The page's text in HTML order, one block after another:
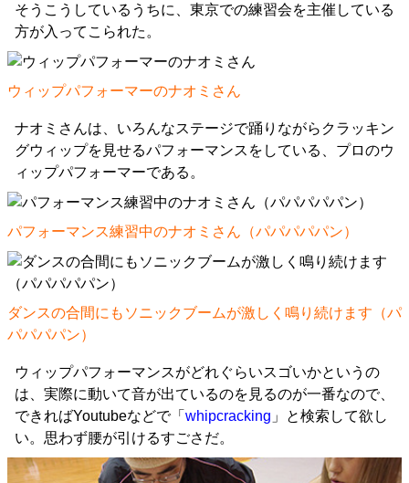
そうこうしているうちに、東京での練習会を主催している
方が入ってこられた。
ウィップパフォーマーのナオミさん
ナオミさんは、いろんなステージで踊りながらクラッキン
グウィップを見せるパフォーマンスをしている、プロのウ
ィップパフォーマーである。
パフォーマンス練習中のナオミさん（パパパパパン）
ダンスの合間にもソニックブームが激しく鳴り続けます（パ
パパパパン）
ウィップパフォーマンスがどれぐらいスゴいかというの
は、実際に動いて音が出ているのを見るのが一番なので、
できればYoutubeなどで「 whipcracking 」と検索して欲し
い。思わず腰が引けるすごさだ。